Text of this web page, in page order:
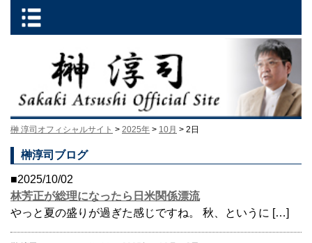
榊 淳司オフィシャルサイト > 2025年 > 10月 > 2日
榊淳司ブログ
■2025/10/02
林芳正が総理になったら日米関係漂流
やっと夏の盛りが過ぎた感じですね。 秋、というに […]